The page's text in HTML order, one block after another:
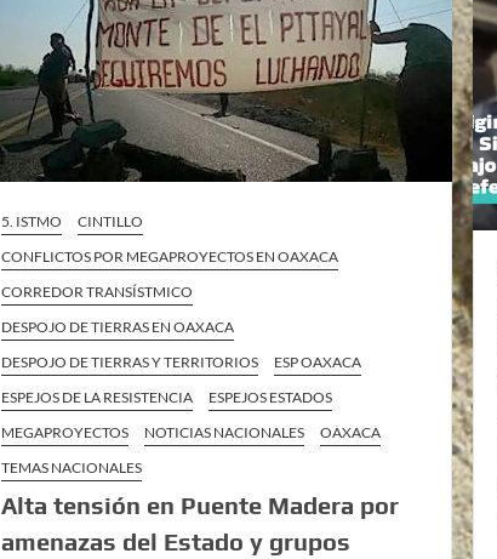
5. ISTMO
CINTILLO
CONFLICTOS POR MEGAPROYECTOS EN OAXACA
CORREDOR TRANSÍSTMICO
DESPOJO DE TIERRAS EN OAXACA
DESPOJO DE TIERRAS Y TERRITORIOS
ESP OAXACA
ESPEJOS DE LA RESISTENCIA
ESPEJOS ESTADOS
MEGAPROYECTOS
NOTICIAS NACIONALES
OAXACA
TEMAS NACIONALES
Alta tensión en Puente Madera por
amenazas del Estado y grupos